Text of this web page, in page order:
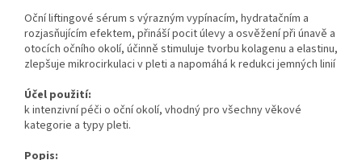
Oční liftingové sérum s výrazným vypínacím, hydratačním a
rozjasňujícím efektem, přináší pocit úlevy a osvěžení při únavě a
otocích očního okolí, účinně stimuluje tvorbu kolagenu a elastinu,
zlepšuje mikrocirkulaci v pleti a napomáhá k redukci jemných linií
Účel použití:
k intenzivní péči o oční okolí, vhodný pro všechny věkové
kategorie a typy pleti.
Popis: